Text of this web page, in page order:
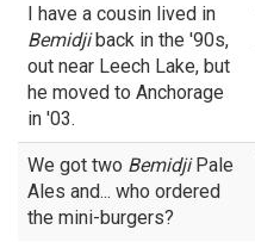
I have a cousin lived in
Bemidjiback in the '90s,
out near Leech Lake, but
he moved to Anchorage
in '03.
We got two BemidjiPale
Ales and... who ordered
the mini-burgers?